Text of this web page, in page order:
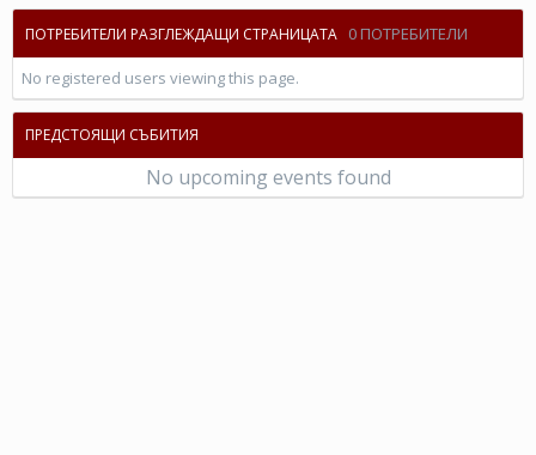
ПОТРЕБИТЕЛИ РАЗГЛЕЖДАЩИ СТРАНИЦАТА 0 ПОТРЕБИТЕЛИ
No registered users viewing this page.
ПРЕДСТОЯЩИ СЪБИТИЯ
No upcoming events found